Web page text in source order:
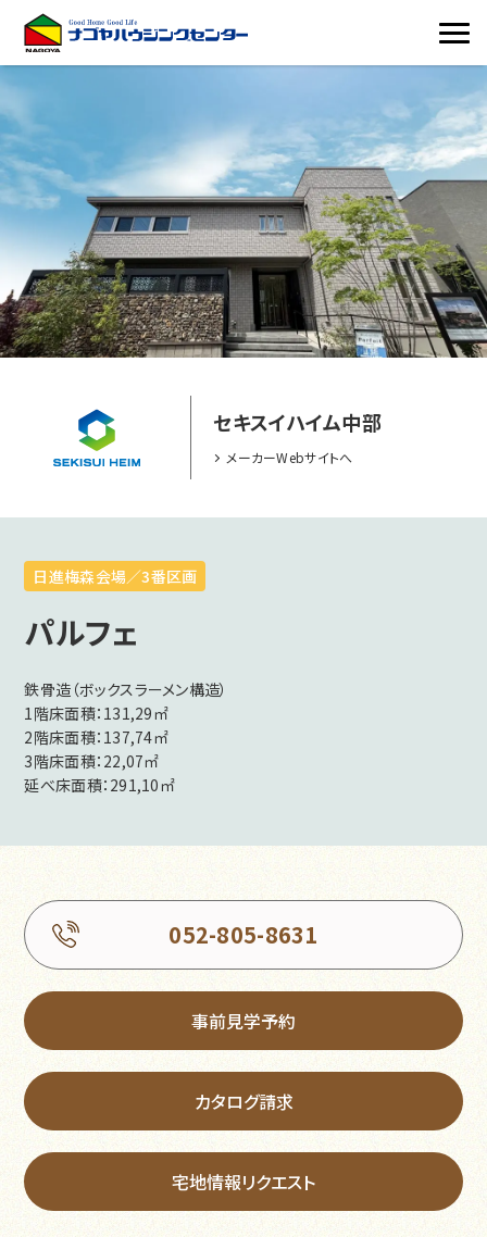
セキスイハイム中部
メーカーWebサイトへ
日進梅森会場／3番区画
パルフェ
鉄骨造（ボックスラーメン構造）
1階床面積：131,29㎡
2階床面積：137,74㎡
3階床面積：22,07㎡
延べ床面積：291,10㎡
052-805-8631
事前見学予約
カタログ請求
宅地情報リクエスト